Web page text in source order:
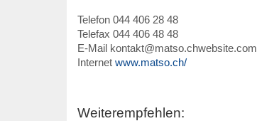
Telefon 044 406 28 48
Telefax 044 406 48 48
E-Mail kontakt@matso.chwebsite.com
Internet www.matso.ch/
Weiterempfehlen: